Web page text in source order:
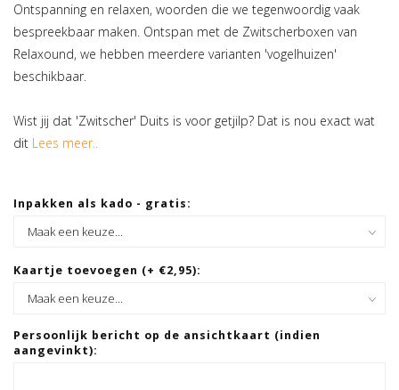
Ontspanning en relaxen, woorden die we tegenwoordig vaak
bespreekbaar maken. Ontspan met de Zwitscherboxen van
Relaxound, we hebben meerdere varianten 'vogelhuizen'
beschikbaar.
Wist jij dat 'Zwitscher' Duits is voor getjilp? Dat is nou exact wat
dit Lees meer..
Inpakken als kado - gratis:
Kaartje toevoegen (+ €2,95):
Persoonlijk bericht op de ansichtkaart (indien
aangevinkt):